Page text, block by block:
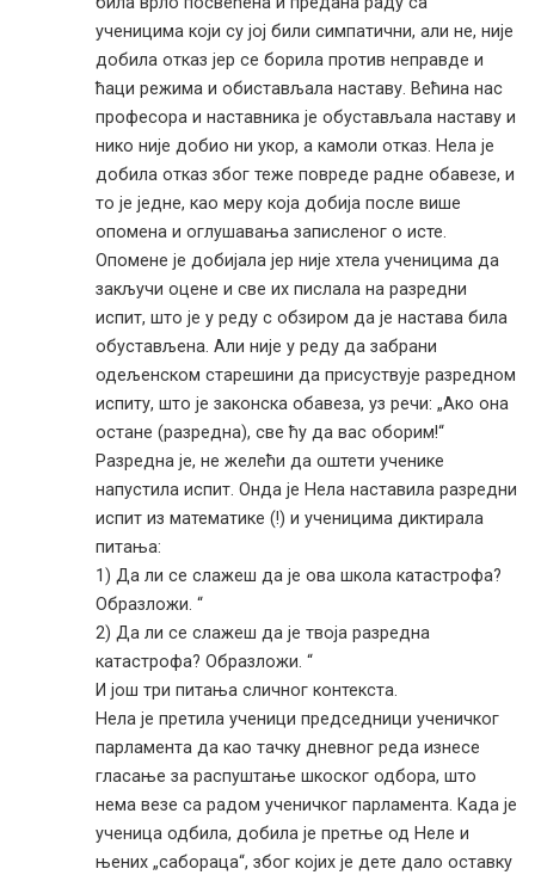
ученицима који су јој били симпатични, али не, није
добила отказ јер се борила против неправде и
ћаци режима и обистављала наставу. Већина нас
професора и наставника је обустављала наставу и
нико није добио ни укор, а камоли отказ. Нела је
добила отказ због теже повреде радне обавезе, и
то је једне, као меру која добија после више
опомена и оглушавања записленог о исте.
Опомене је добијала јер није хтела ученицима да
закључи оцене и све их пислала на разредни
испит, што је у реду с обзиром да је настава била
обустављена. Али није у реду да забрани
одељенском старешини да присуствује разредном
испиту, што је законска обавеза, уз речи: „Ако она
остане (разредна), све ћу да вас оборим!“
Разредна је, не желећи да оштети ученике
напустила испит. Онда је Нела наставила разредни
испит из математике (!) и ученицима диктирала
питања:
1) Да ли се слажеш да је ова школа катастрофа?
Образложи. “
2) Да ли се слажеш да је твоја разредна
катастрофа? Образложи. “
И још три питања сличног контекста.
Нела је претила ученици председници ученичког
парламента да као тачку дневног реда изнесе
гласање за распуштање шкоског одбора, што
нема везе са радом ученичког парламента. Када је
ученица одбила, добила је претње од Неле и
њених „сабораца“, због којих је дете дало оставку